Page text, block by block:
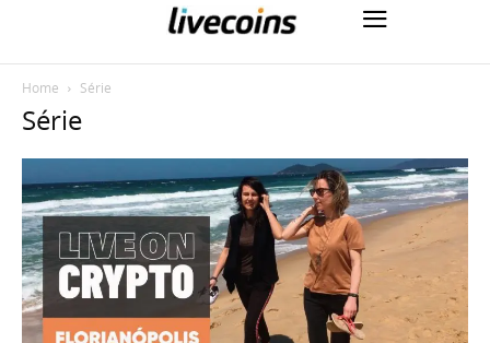
Home Série
Série